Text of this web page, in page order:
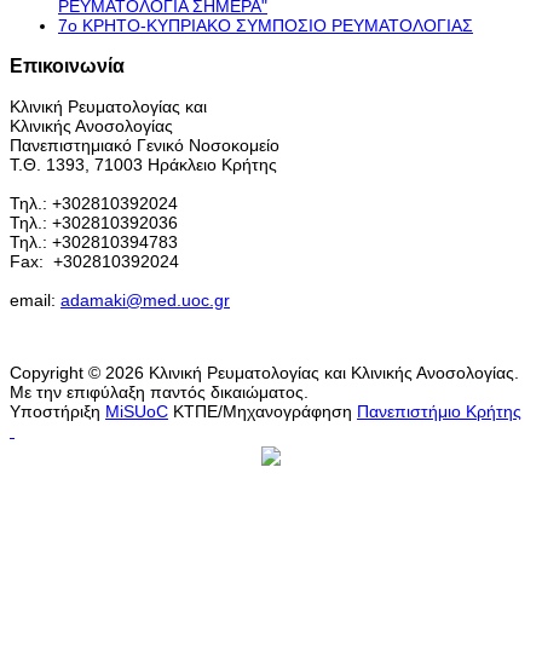
ΡΕΥΜΑΤΟΛΟΓΙΑ ΣΗΜΕΡΑ"
7ο ΚΡΗΤΟ-ΚΥΠΡΙΑΚΟ ΣΥΜΠΟΣΙΟ ΡΕΥΜΑΤΟΛΟΓΙΑΣ
Επικοινωνία
Κλινική Ρευματολογίας και
Κλινικής Ανοσολογίας
Πανεπιστημιακό Γενικό Νοσοκομείο
Τ.Θ. 1393, 71003 Ηράκλειο Κρήτης
Τηλ.: +302810392024
Τηλ.: +302810392036
Τηλ.: +302810394783
Fax: +302810392024
email: adamaki@med.uoc.gr
Copyright © 2026 Κλινική Ρευματολογίας και Κλινικής Ανοσολογίας.
Με την επιφύλαξη παντός δικαιώματος.
Υποστήριξη MiSUoC ΚΤΠΕ/Μηχανογράφηση Πανεπιστήμιο Κρήτης